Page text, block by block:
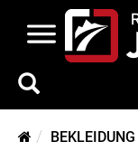
BEKLEIDUNG